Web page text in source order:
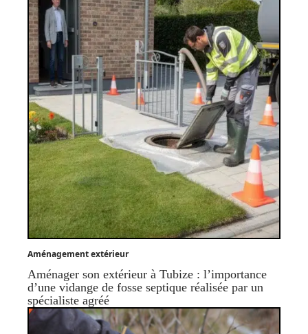
Aménagement extérieur
Aménager son extérieur à Tubize : l’importance
d’une vidange de fosse septique réalisée par un
spécialiste agréé